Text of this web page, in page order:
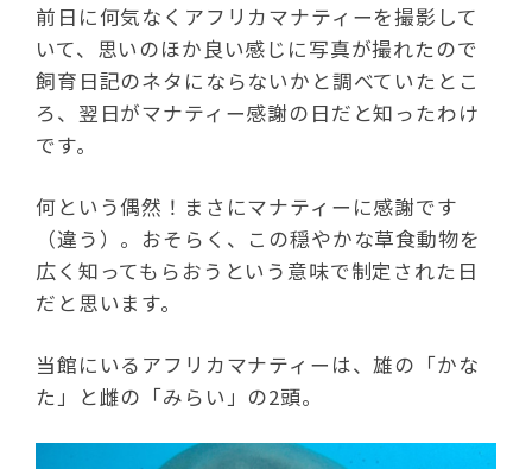
前日に何気なくアフリカマナティーを撮影して
いて、思いのほか良い感じに写真が撮れたので
飼育日記のネタにならないかと調べていたとこ
ろ、翌日がマナティー感謝の日だと知ったわけ
です。
何という偶然！まさにマナティーに感謝です
（違う）。おそらく、この穏やかな草食動物を
広く知ってもらおうという意味で制定された日
だと思います。
当館にいるアフリカマナティーは、雄の「かな
た」と雌の「みらい」の2頭。